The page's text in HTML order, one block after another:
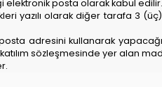
elektronik posta olarak kabul edilir.
yazılı olarak diğer tarafa 3
posta adresini kullanarak
katılım sözleşmesinde yer alan